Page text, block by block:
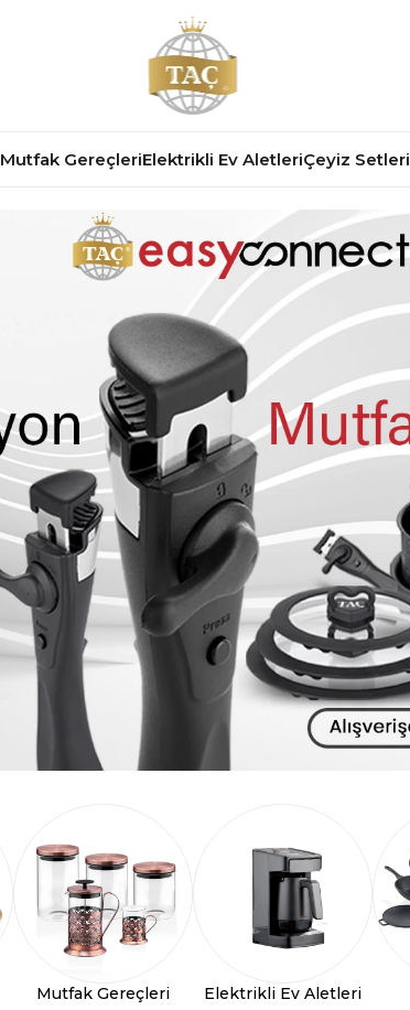
Mutfak GereçleriElektrikli Ev AletleriÇeyiz Setleri
Mutfak Gereçleri Elektrikli Ev Aletleri